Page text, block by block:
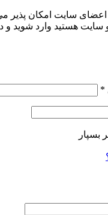
اعضای سایت امکان پذیر
سایت هستید وارد شوید و
*
بسپار